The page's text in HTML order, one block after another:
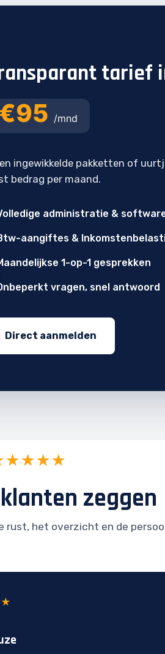
tarief
€95 /mnd
ingewikkelde pakketten of
bedrag per maand.
administratie &
aangiftes &
1-op-1 gesprekken
vragen, snel antwoord
Direct aanmelden
zeggen
rust, het overzicht en de